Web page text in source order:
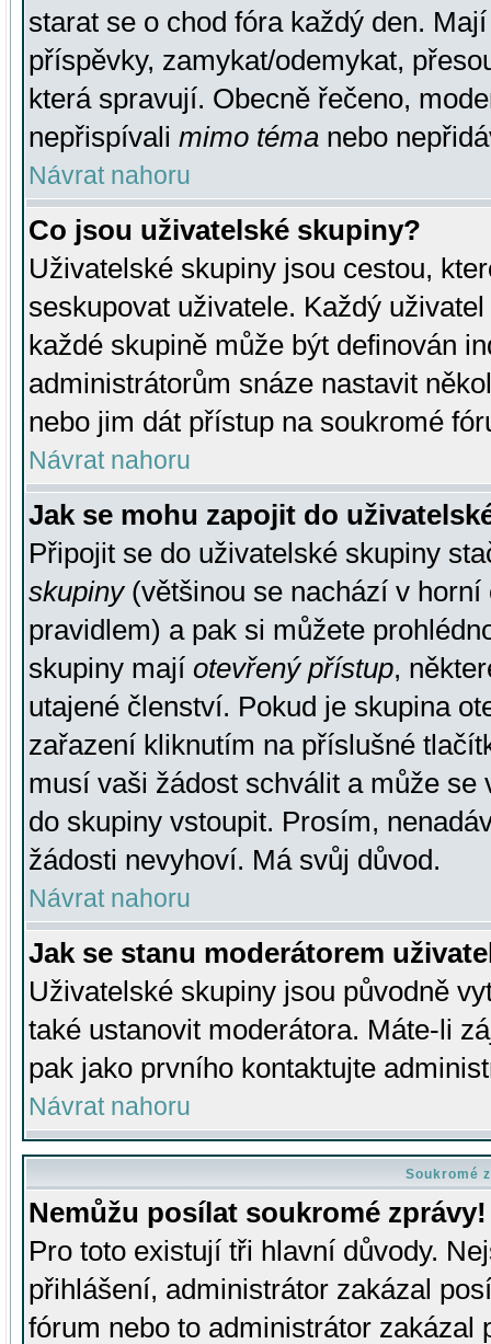
starat se o chod fóra každý den.
příspěvky, zamykat/odemykat,
která spravují. Obecně řečeno,
nepřispívali mimo téma nebo
Návrat nahoru
Co jsou uživatelské skupiny?
Uživatelské skupiny jsou cestou,
seskupovat uživatele. Každý
každé skupině může být definován
administrátorům snáze nastavit
nebo jim dát přístup na soukromé
Návrat nahoru
Jak se mohu zapojit do
Připojit se do uživatelské skupiny
skupiny(většinou se nachází v horní
pravidlem) a pak si můžete
skupiny mají otevřený přístup,
utajené členství. Pokud je skupina
zařazení kliknutím na příslušné
musí vaši žádost schválit a může se
do skupiny vstoupit. Prosím,
žádosti nevyhoví. Má svůj důvod.
Návrat nahoru
Jak se stanu moderátorem
Uživatelské skupiny jsou původně
také ustanovit moderátora. Máte-li
pak jako prvního kontaktujte
Návrat nahoru
Soukromé
Nemůžu posílat soukromé zprávy!
Pro toto existují tři hlavní důvody.
přihlášení, administrátor zakázal
fórum nebo to administrátor zakázal